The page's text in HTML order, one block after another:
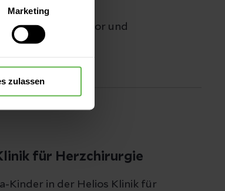
für die
Ärztlicher Direktor und
schlagen:
für Herzchirurgie
Kinder in der Helios Klinik für